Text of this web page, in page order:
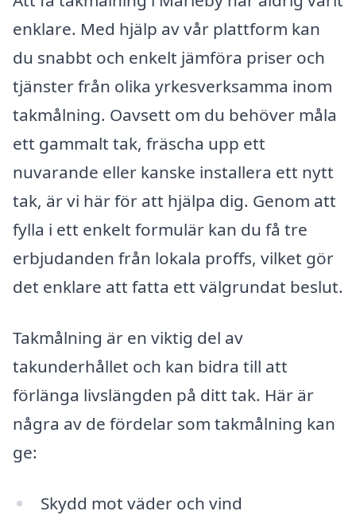
enklare. Med hjälp av vår plattform kan
du snabbt och enkelt jämföra priser och
tjänster från olika yrkesverksamma inom
takmålning. Oavsett om du behöver måla
ett gammalt tak, fräscha upp ett
nuvarande eller kanske installera ett nytt
tak, är vi här för att hjälpa dig. Genom att
fylla i ett enkelt formulär kan du få tre
erbjudanden från lokala proffs, vilket gör
det enklare att fatta ett välgrundat beslut.
Takmålning är en viktig del av
takunderhållet och kan bidra till att
förlänga livslängden på ditt tak. Här är
några av de fördelar som takmålning kan
ge:
Skydd mot väder och vind